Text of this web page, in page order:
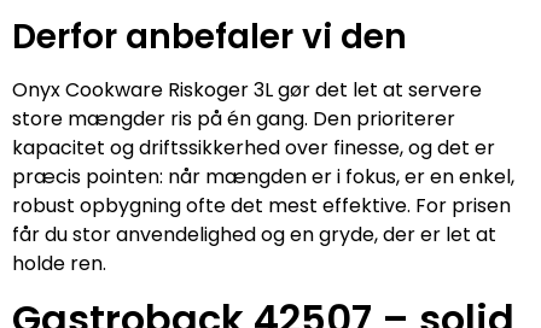
Derfor anbefaler vi den
Onyx Cookware Riskoger 3L gør det let at servere
store mængder ris på én gang. Den prioriterer
kapacitet og driftssikkerhed over finesse, og det er
præcis pointen: når mængden er i fokus, er en enkel,
robust opbygning ofte det mest effektive. For prisen
får du stor anvendelighed og en gryde, der er let at
holde ren.